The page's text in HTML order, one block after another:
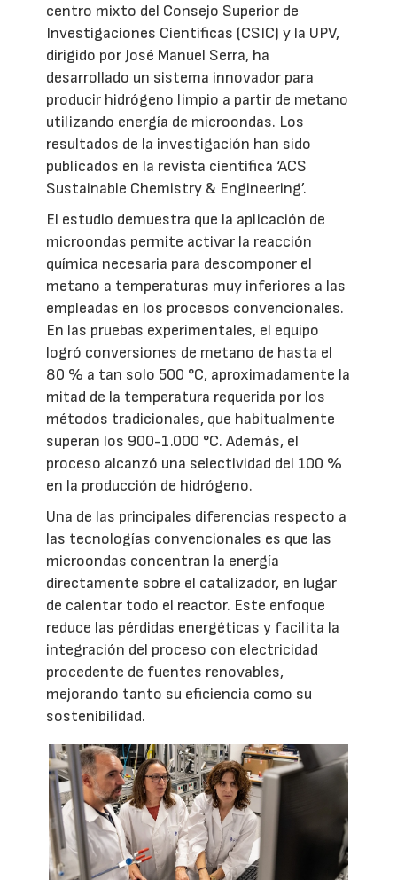
centro mixto del Consejo Superior de
Investigaciones Científicas (CSIC) y la UPV,
dirigido por José Manuel Serra, ha
desarrollado un sistema innovador para
producir hidrógeno limpio a partir de metano
utilizando energía de microondas. Los
resultados de la investigación han sido
publicados en la revista científica ‘ACS
Sustainable Chemistry & Engineering’.
El estudio demuestra que la aplicación de
microondas permite activar la reacción
química necesaria para descomponer el
metano a temperaturas muy inferiores a las
empleadas en los procesos convencionales.
En las pruebas experimentales, el equipo
logró conversiones de metano de hasta el
80 % a tan solo 500 °C, aproximadamente la
mitad de la temperatura requerida por los
métodos tradicionales, que habitualmente
superan los 900-1.000 °C. Además, el
proceso alcanzó una selectividad del 100 %
en la producción de hidrógeno.
Una de las principales diferencias respecto a
las tecnologías convencionales es que las
microondas concentran la energía
directamente sobre el catalizador, en lugar
de calentar todo el reactor. Este enfoque
reduce las pérdidas energéticas y facilita la
integración del proceso con electricidad
procedente de fuentes renovables,
mejorando tanto su eficiencia como su
sostenibilidad.